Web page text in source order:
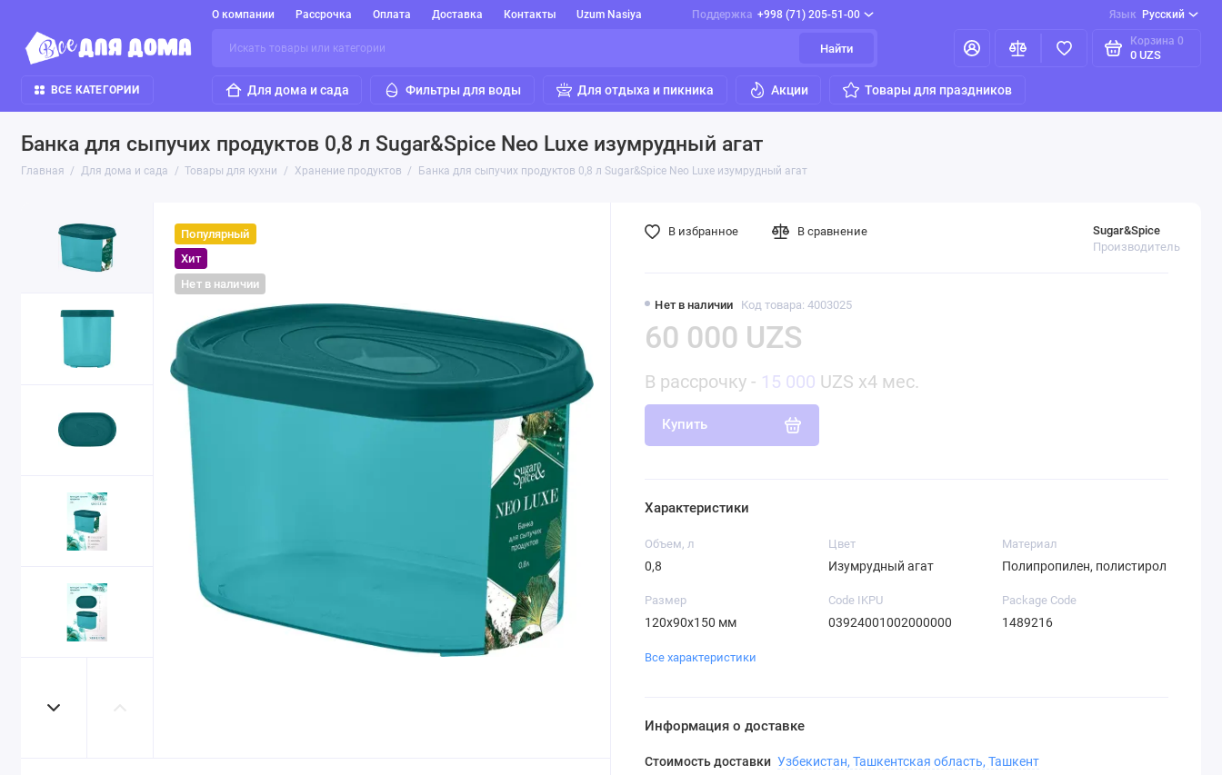
О компании Рассрочка Оплата Доставка Контакты Uzum Nasiya Поддержка +998 (71) 205-51-00 Язык Русский
Найти
Корзина 0
0 UZS
ВСЕ КАТЕГОРИИ Для дома и сада Фильтры для воды Для отдыха и пикника Акции Товары для праздников
Банка для сыпучих продуктов 0,8 л Sugar&Spice Neo Luxe изумрудный агат
Главная Для дома и сада Товары для кухни Хранение продуктов Банка для сыпучих продуктов 0,8 л Sugar&Spice Neo Luxe изумрудный агат
Популярный
Хит
Нет в наличии
Нет в наличии
Код товара: 4003025
Sugar&Spice
Производитель
60 000 UZS
В рассрочку - 15 000 UZS x4 мес.
Купить
В избранное В сравнение
Характеристики
Объем, л
0,8
Цвет
Изумрудный агат
Материал
Полипропилен, полистирол
Размер
120x90x150 мм
Code IKPU
03924001002000000
Package Code
1489216
Все характеристики
Информация о доставке
Стоимость доставки Узбекистан, Ташкентская область, Ташкент